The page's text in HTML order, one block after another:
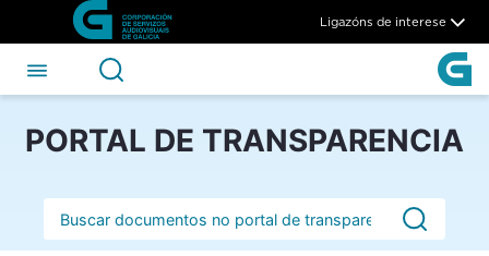
Skip to Main Content
Cadro de respostas Tribunal
Ligazóns de interese
PORTAL DE TRANSPARENCIA
Barra de busca